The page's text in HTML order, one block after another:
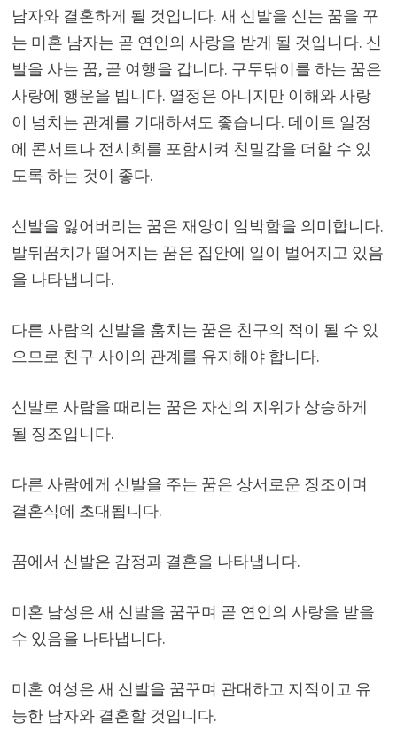
남자와 결혼하게 될 것입니다. 새 신발을 신는 꿈을 꾸
는 미혼 남자는 곧 연인의 사랑을 받게 될 것입니다. 신
발을 사는 꿈, 곧 여행을 갑니다. 구두닦이를 하는 꿈은
사랑에 행운을 빕니다. 열정은 아니지만 이해와 사랑
이 넘치는 관계를 기대하셔도 좋습니다. 데이트 일정
에 콘서트나 전시회를 포함시켜 친밀감을 더할 수 있
도록 하는 것이 좋다.
신발을 잃어버리는 꿈은 재앙이 임박함을 의미합니다.
발뒤꿈치가 떨어지는 꿈은 집안에 일이 벌어지고 있음
을 나타냅니다.
다른 사람의 신발을 훔치는 꿈은 친구의 적이 될 수 있
으므로 친구 사이의 관계를 유지해야 합니다.
신발로 사람을 때리는 꿈은 자신의 지위가 상승하게
될 징조입니다.
다른 사람에게 신발을 주는 꿈은 상서로운 징조이며
결혼식에 초대됩니다.
꿈에서 신발은 감정과 결혼을 나타냅니다.
미혼 남성은 새 신발을 꿈꾸며 곧 연인의 사랑을 받을
수 있음을 나타냅니다.
미혼 여성은 새 신발을 꿈꾸며 관대하고 지적이고 유
능한 남자와 결혼할 것입니다.